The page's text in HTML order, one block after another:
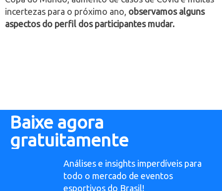
incertezas para o próximo ano, observamos alguns
aspectos do perfil dos participantes mudar.
Baixe agora
gratuitamente
Análises e insights imperdíveis para
todo o mercado de eventos
esportivos do Brasil!